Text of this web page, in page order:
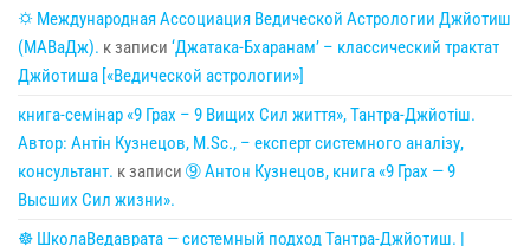
🌣 Международная Ассоциация Ведической Астрологии Джйотиш
(МАВаДж). к записи ‘Джатака-Бхаранам’ – классический трактат
Джйотиша [«Ведической астрологии»]
книга-семінар «9 Грах – 9 Вищих Сил життя», Тантра-Джйотіш.
Автор: Антін Кузнецов, M.Sc., – експерт системного аналізу,
консультант. к записи ➈ Антон Кузнецов, книга «9 Грах — 9
Высших Сил жизни».
☸ ШколаВедаврата — системный подход Тантра-Джйотиш. |